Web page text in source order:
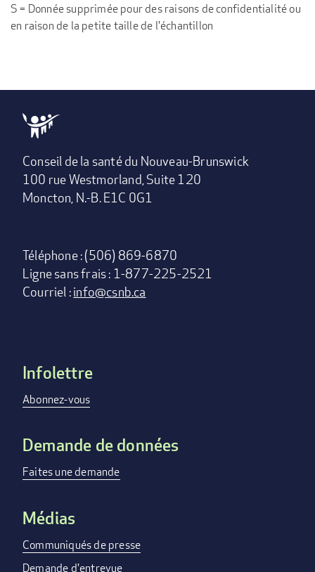
S = Donnée supprimée pour des raisons de confidentialité ou
en raison de la petite taille de l'échantillon
Conseil de la santé du Nouveau-Brunswick
100 rue Westmorland, Suite 120
Moncton, N.-B. E1C 0G1
Téléphone : (506) 869-6870
Ligne sans frais : 1-877-225-2521
Courriel :info@csnb.ca
Footer
menu
Infolettre
Abonnez-vous
Demande de données
Faites une demande
Médias
Communiqués de presse
Demande d'entrevue